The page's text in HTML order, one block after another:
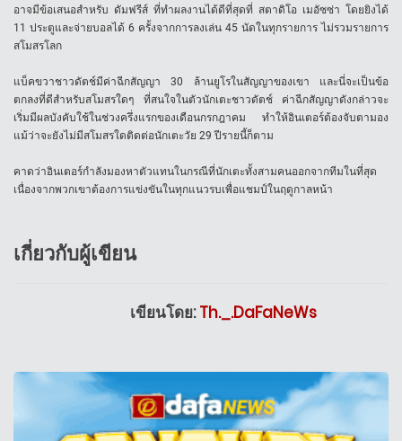
อาจมีข้อเสนอสำหรับ ดัมฟรีส์ ที่ทำผลงานได้ดีที่สุดที่ สตาดิโอ เมอัซซ่า โดยยิงได้
11 ประตูและจ่ายบอลได้ 6 ครั้งจากการลงเล่น 45 นัดในทุกรายการ ไม่รวมรายการ
สโมสรโลก
แบ็คขวาชาวดัตช์มีค่าฉีกสัญญา 30 ล้านยูโรในสัญญาของเขา และนี่จะเป็นข้อ
ตกลงที่ดีสำหรับสโมสรใดๆ ที่สนใจในตัวนักเตะชาวดัตช์ ค่าฉีกสัญญาดังกล่าวจะ
เริ่มมีผลบังคับใช้ในช่วงครึ่งแรกของเดือนกรกฎาคม ทำให้อินเตอร์ต้องจับตามอง
แม้ว่าจะยังไม่มีสโมสรใดติดต่อนักเตะวัย 29 ปีรายนี้ก็ตาม
คาดว่าอินเตอร์กำลังมองหาตัวแทนในกรณีที่นักเตะทั้งสามคนออกจากทีมในที่สุด
เนื่องจากพวกเขาต้องการแข่งขันในทุกแนวรบเพื่อแชมป์ในฤดูกาลหน้า
เกี่ยวกับผู้เขียน
เขียนโดย:Th._.DaFaNeWs